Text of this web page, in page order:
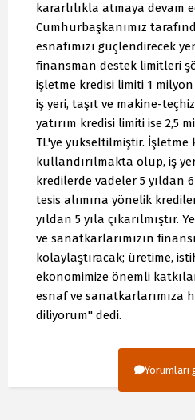
kararlılıkla atmaya devam
Cumhurbaşkanımız
esnafımızı güçlendirecek
finansman destek limitleri
işletme kredisi limiti 1 milyon
iş yeri, taşıt ve makine-
yatırım kredisi limiti ise 2,5
TL'ye yükseltilmiştir. İşletme
kullandırılmakta olup, iş
kredilerde vadeler 5 yıldan
tesis alımına yönelik
yıldan 5 yıla çıkarılmıştır.
ve sanatkarlarımızın
kolaylaştıracak; üretime,
ekonomimize önemli
esnaf ve sanatkarlarımıza
diliyorum" dedi.
Yorumları